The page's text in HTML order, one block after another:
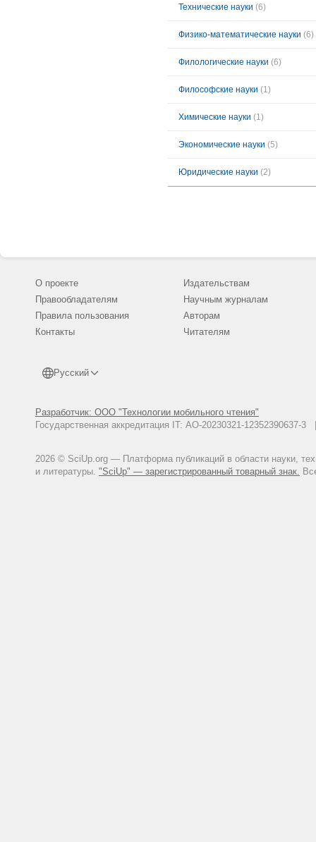
Технические науки (6)
Физико-математические науки (6)
Филологические науки (6)
Философские науки (1)
Химические науки (1)
Экономические науки (5)
Юридические науки (2)
О проекте
Правообладателям
Правила пользования
Контакты
Русский
Разработчик: ООО "Технологии мобильного чтения"
Государственная аккредитация IT: АО-20230321-
2026 © SciUp.org — Платформа публикаций в области науки,
и литературы. "SciUp" — зарегистрированный товарный знак.
Издательствам
Научным журналам
Авторам
Читателям